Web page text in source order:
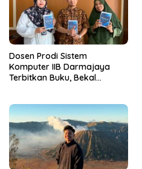
Dosen Prodi Sistem
Komputer IIB Darmajaya
Terbitkan Buku, Bekal